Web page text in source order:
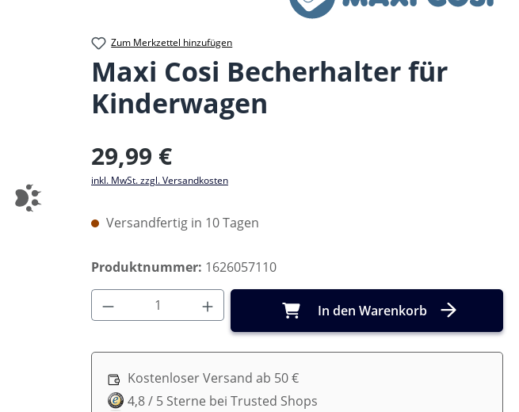
Zum Merkzettel hinzufügen
Maxi Cosi Becherhalter für
Kinderwagen
Regulärer Preis:
29,99 €
inkl. MwSt. zzgl. Versandkosten
Versandfertig in 10 Tagen
Produktnummer: 1626057110
Produkt Anzahl: Gib den gewünschten Wert
In den Warenkorb
Kostenloser Versand ab 50 €
4,8 / 5 Sterne bei Trusted Shops